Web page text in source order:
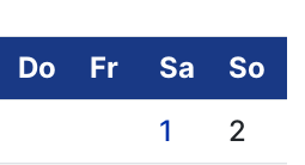
Do Fr Sa
So
1
2